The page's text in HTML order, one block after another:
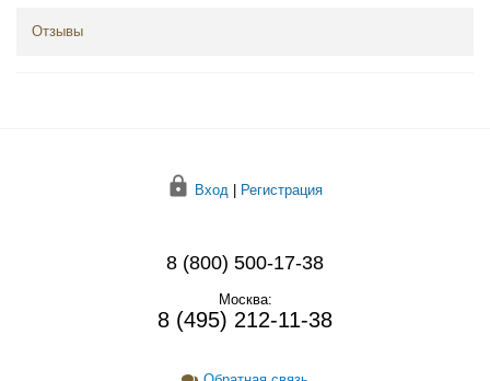
Отзывы
Вход | Регистрация
8 (800) 500-17-38
Москва:
8 (495) 212-11-38